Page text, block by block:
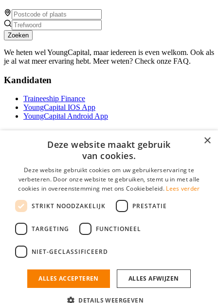
Zoeken
We heten wel YoungCapital, maar iedereen is even welkom. Ook als
je al wat meer ervaring hebt. Meer weten? Check onze FAQ.
Kandidaten
Traineeship Finance
YoungCapital IOS App
YoungCapital Android App
Contractvormen
Brochure aanvragen
Vacature aanmelden
Partners
Social
Financiele Vacatures is onderdeel van YoungCapital • © 2026 • KvK nr:
×
Deze website maakt gebruik
van cookies.
Deze website gebruikt cookies om uw gebruikerservaring te
verbeteren. Door onze website te gebruiken, stemt u in met alle
cookies in overeenstemming met ons Cookiebeleid. Lees verder
STRIKT NOODZAKELIJK PRESTATIE
TARGETING FUNCTIONEEL
NIET-GECLASSIFICEERD
ALLES ACCEPTEREN ALLES AFWIJZEN
DETAILS WEERGEVEN